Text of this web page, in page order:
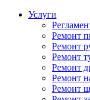
Услуги
Ремонт
Ремонт
Ремонт
Ремонт
Ремонт
Ремонт